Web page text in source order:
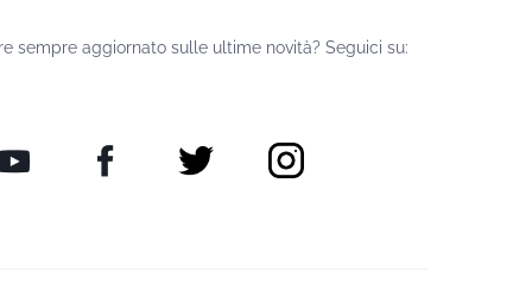
sempre aggiornato sulle ultime novità? Seguici su: